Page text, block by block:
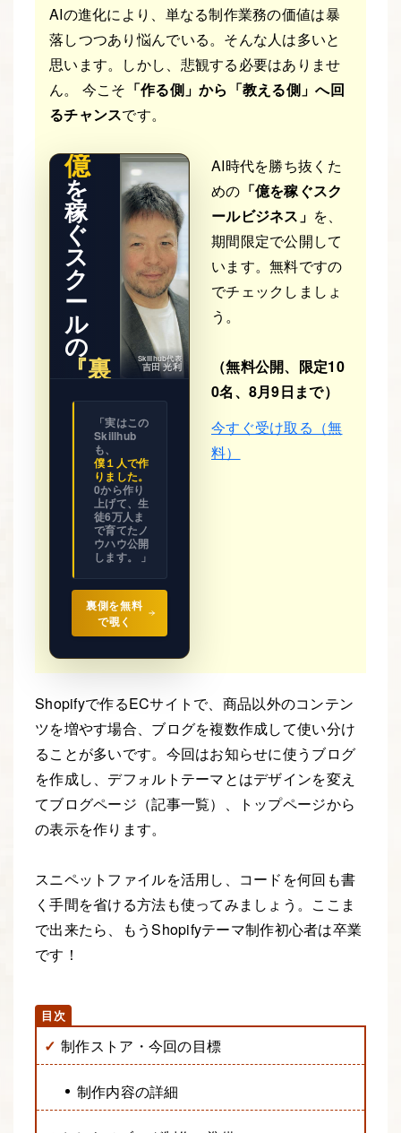
AIの進化により、単なる制作業務の価値は暴
落しつつあり悩んでいる。そんな人は多いと
思います。しかし、悲観する必要はありませ
ん。 今こそ 「作る側」から「教える側」へ回
るチャンスです。
AL STO
億
を
稼
ぐ
ス
ク
ー
ル
の
『裏
ビジネス
の設計図
全て見せ
Skillhub代表
吉田 光利
「実はこの
Skillhub
も、
僕１人で作
りました。
0から作り
上げて、生
徒6万人ま
で育てたノ
ウハウ公開
します。 」
裏側を無料
で覗く
AI時代を勝ち抜くた
めの 「億を稼ぐスク
ールビジネス」 を、
期間限定で公開して
います。無料ですの
でチェックしましょ
う。
（無料公開、限定10
0名、8月9日まで）
今すぐ受け取る（無
料）
Shopifyで作るECサイトで、商品以外のコンテン
ツを増やす場合、ブログを複数作成して使い分け
ることが多いです。今回はお知らせに使うブログ
を作成し、デフォルトテーマとはデザインを変え
てブログページ（記事一覧）、トップページから
の表示を作ります。
スニペットファイルを活用し、コードを何回も書
く手間を省ける方法も使ってみましょう。ここま
で出来たら、もうShopifyテーマ制作初心者は卒業
です！
制作ストア・今回の目標
制作内容の詳細